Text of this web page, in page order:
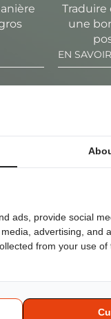
Traduire
une
EN
et les gros
« qualité » de la
mise en œuvre.
ads, provide social
advertising,
from your use of